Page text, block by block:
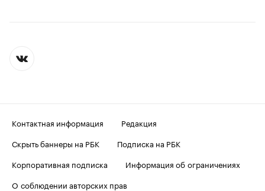
Контактная информация
Редакция
Скрыть баннеры на РБК
Подписка на РБК
Корпоративная подписка
Информация об ограничениях
О соблюдении авторских прав